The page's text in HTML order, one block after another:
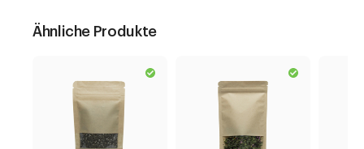
Ähnliche Produkte